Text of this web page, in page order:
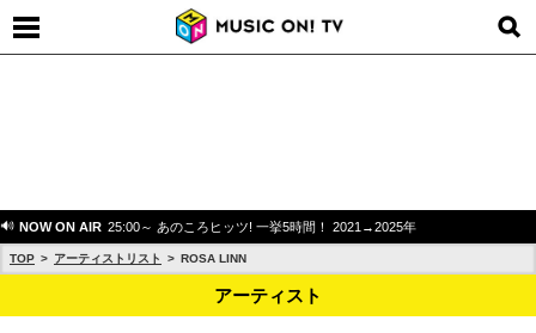
NOW ON AIR 25:00～ あのころヒッツ! 一挙5時間！ 2021→2025年
TOP アーティストリスト ROSA LINN
アーティスト